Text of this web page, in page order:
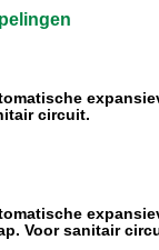
circuit.
Voor sanitair